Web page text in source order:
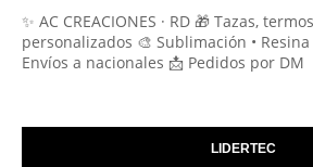
✨ AC CREACIONES · RD 🎁 Tazas,
personalizados 🎨 Sublimación • Resina
Envíos a nacionales 📩 Pedidos por DM
LIDERTEC